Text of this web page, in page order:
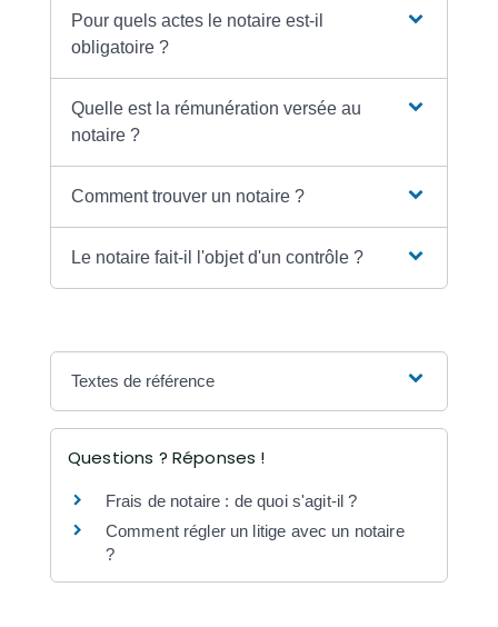
Pour quels actes le notaire est-il
obligatoire ?
Quelle est la rémunération versée au
notaire ?
Comment trouver un notaire ?
Le notaire fait-il l'objet d'un contrôle ?
Textes de référence
Questions ? Réponses !
Frais de notaire : de quoi s'agit-il ?
Comment régler un litige avec un notaire
?